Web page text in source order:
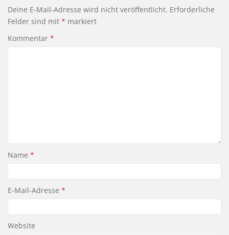
Deine E-Mail-Adresse wird nicht veröffentlicht. Erforderliche
Felder sind mit * markiert
Kommentar *
Name *
E-Mail-Adresse *
Website